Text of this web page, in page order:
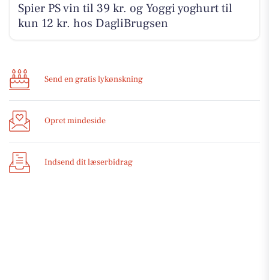
Spier PS vin til 39 kr. og Yoggi yoghurt til
kun 12 kr. hos DagliBrugsen
Send en gratis lykønskning
Opret mindeside
Indsend dit læserbidrag